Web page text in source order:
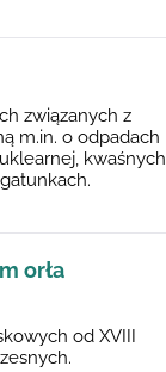
związanych z
m.in. o odpadach
kwaśnych
orła
od XVIII